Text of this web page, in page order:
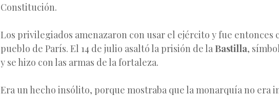
Constitución.
Los privilegiados amenazaron con usar el ejército y fue entonces
pueblo de París. El 14 de julio asaltó la prisión de la Bastilla,
y se hizo con las armas de la fortaleza.
Era un hecho insólito, porque mostraba que la monarquía no era